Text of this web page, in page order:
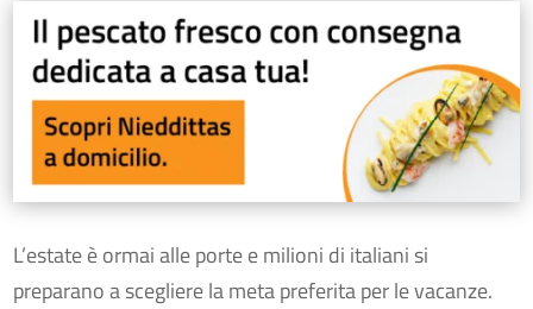
L’estate è ormai alle porte e milioni di italiani si
preparano a scegliere la meta preferita per le vacanze.